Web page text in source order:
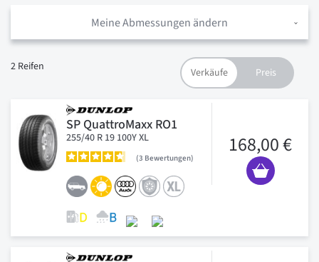
Meine Abmessungen ändern
2 Reifen
SP QuattroMaxx RO1
255/40 R 19 100Y XL
3 Bewertungen
168,00 €